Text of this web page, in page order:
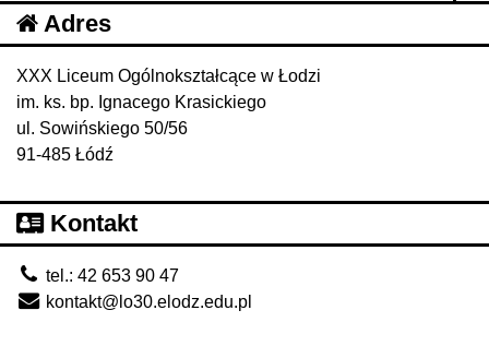
Adres
XXX Liceum Ogólnokształcące w Łodzi
im. ks. bp. Ignacego Krasickiego
ul. Sowińskiego 50/56
91-485 Łódź
Kontakt
tel.: 42 653 90 47
kontakt@lo30.elodz.edu.pl